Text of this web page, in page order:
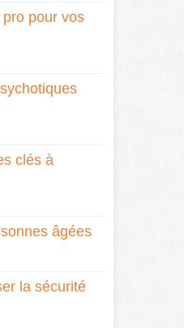
pour vos
clés à
âgées
la sécurité